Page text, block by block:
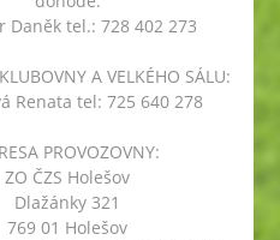
Daněk tel.: 728 402 273
A VELKÉHO SÁLU:
Renata tel: 725 640 278
PROVOZOVNY:
ZO ČZS Holešov
Dlažánky 321
769 01 Holešov